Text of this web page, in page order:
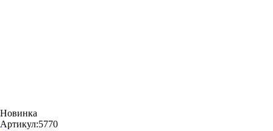
Новинка
Артикул:5770